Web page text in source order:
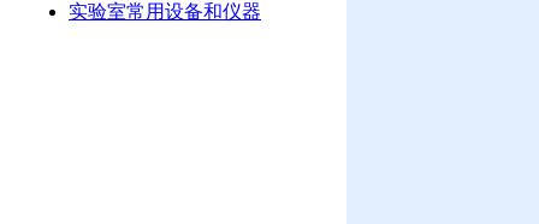
实验室常用设备和仪器